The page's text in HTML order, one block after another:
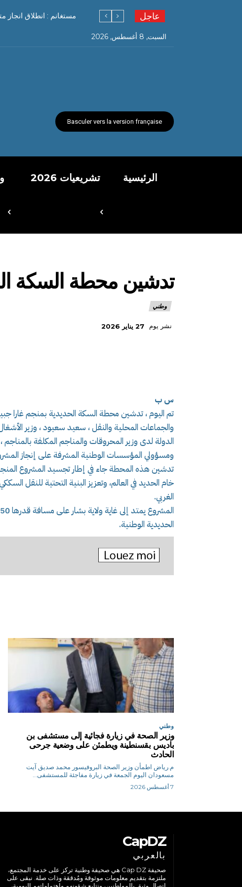
عاجل مستغانم : انطلاق انجاز
السبت, 8 أغسطس, 2026
Basculer vers la version française
الرئيسية تشريعيات 2026
تدشين محطة السكة
وطني
نشر يوم 27 يناير 2026
س ب
تم اليوم ، تدشين محطة السكة الحديدية بمنجم غارا
والجماعات المحلية والنقل ، سعيد سعيود ، وزير
الدولة لدى وزير المحروقات والمناجم المكلفة
ومسؤولي المؤسسات الوطنية المشرفة على إنجاز
تدشين هذه المحطة جاء في إطار تجسيد المشروع
خام الحديد في العالم، وتعزيز البنية التحتية للنقل
الغربي.
الحديدية الوطنية.
وطني
وزير الصحة في زيارة فجائية إلى مستشفى بن
باديس بقسنطينة ويطمئن على وضعية جرحى
الحادث
م.رياض اطمأن وزير الصحة البروفيسور محمد صديق آيت
مسعودان اليوم الجمعة في زيارة مفاجئة للمستشفى...
7 أغسطس 2026
CapDZ
بالعربي
صحيفة Cap DZ هي صحيفة وطنية تركز على خدمة المجتمع،
ملتزمة بتقديم معلومات موثوقة ومُدققة وذات صلة. نبقى على